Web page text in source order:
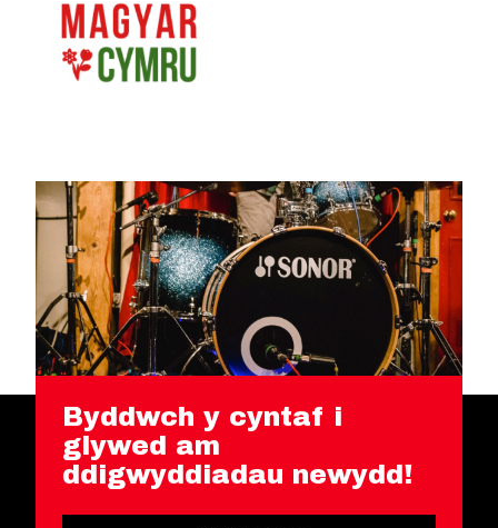
Byddwch y cyntaf i
glywed am
ddigwyddiadau newydd!